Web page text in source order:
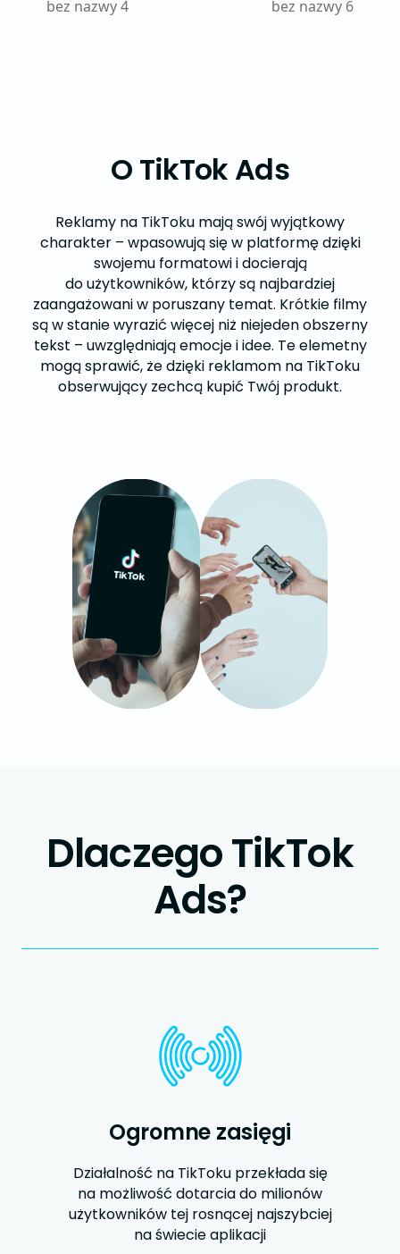
O TikTok Ads
Reklamy na TikToku mają swój wyjątkowy
charakter – wpasowują się w platformę dzięki
swojemu formatowi i docierają
do użytkowników, którzy są najbardziej
zaangażowani w poruszany temat. Krótkie filmy
są w stanie wyrazić więcej niż niejeden obszerny
tekst – uwzględniają emocje i idee. Te elemetny
mogą sprawić, że dzięki reklamom na TikToku
obserwujący zechcą kupić Twój produkt.
Dlaczego TikTok
Ads?
Ogromne zasięgi
Działalność na TikToku przekłada się
na możliwość dotarcia do milionów
użytkowników tej rosnącej najszybciej
na świecie aplikacji